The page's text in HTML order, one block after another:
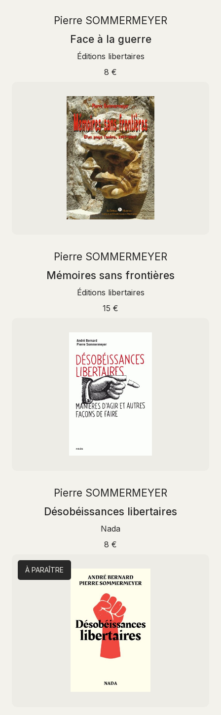
Pierre SOMMERMEYER
Face à la guerre
Éditions libertaires
8 €
Pierre SOMMERMEYER
Mémoires sans frontières
Éditions libertaires
15 €
Pierre SOMMERMEYER
Désobéissances libertaires
Nada
8 €
À PARAÎTRE